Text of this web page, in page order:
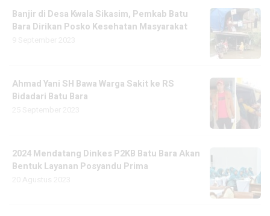
Banjir di Desa Kwala Sikasim, Pemkab Batu
Bara Dirikan Posko Kesehatan Masyarakat
Ahmad Yani SH Bawa Warga Sakit ke RS
Bidadari Batu Bara
2024 Mendatang Dinkes P2KB Batu Bara Akan
Bentuk Layanan Posyandu Prima